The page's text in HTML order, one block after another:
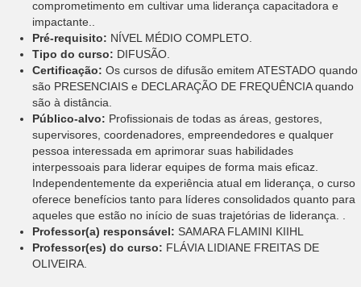
comprometimento em cultivar uma liderança capacitadora e
impactante..
Pré-requisito: NÍVEL MÉDIO COMPLETO.
Tipo do curso: DIFUSÃO.
Certificação: Os cursos de difusão emitem ATESTADO quando
são PRESENCIAIS e DECLARAÇÃO DE FREQUÊNCIA quando
são à distância.
Público-alvo: Profissionais de todas as áreas, gestores,
supervisores, coordenadores, empreendedores e qualquer
pessoa interessada em aprimorar suas habilidades
interpessoais para liderar equipes de forma mais eficaz.
Independentemente da experiência atual em liderança, o curso
oferece benefícios tanto para líderes consolidados quanto para
aqueles que estão no início de suas trajetórias de liderança. .
Professor(a) responsável: SAMARA FLAMINI KIIHL
Professor(es) do curso: FLÁVIA LIDIANE FREITAS DE
OLIVEIRA.